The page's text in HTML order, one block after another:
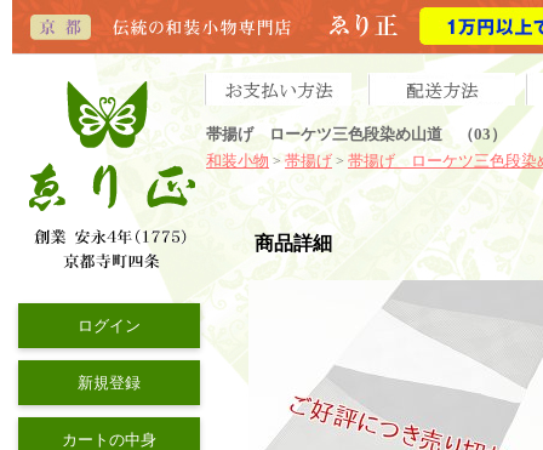
帯揚げ ローケツ三色段染め山道 （03）
和装小物 > 帯揚げ > 帯揚げ ローケツ三色段染
ログイン
新規登録
カートの中身
商品詳細